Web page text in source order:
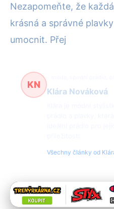
Nezapomeňte, že
krásná a správné
umocnit. Přej
KN
Klára Nováková
Všechny články od